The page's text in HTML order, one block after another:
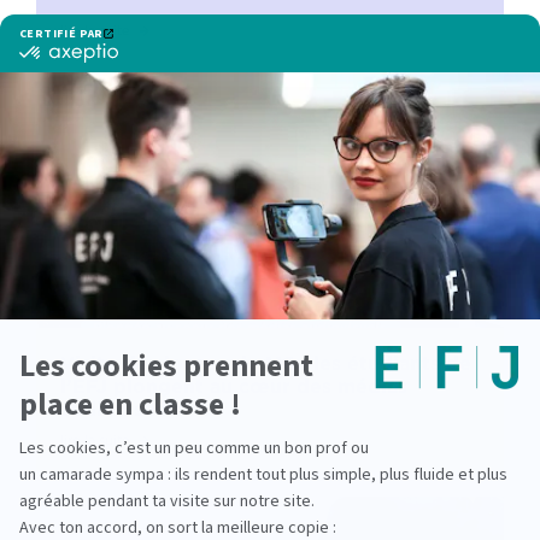
lire la suite
Visite des locaux de M6 : les étudiants de
l’EFJ plongent au cœur des médias
audiovisuels
lire la suite